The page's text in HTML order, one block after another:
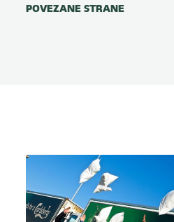
POVEZANE STRANE